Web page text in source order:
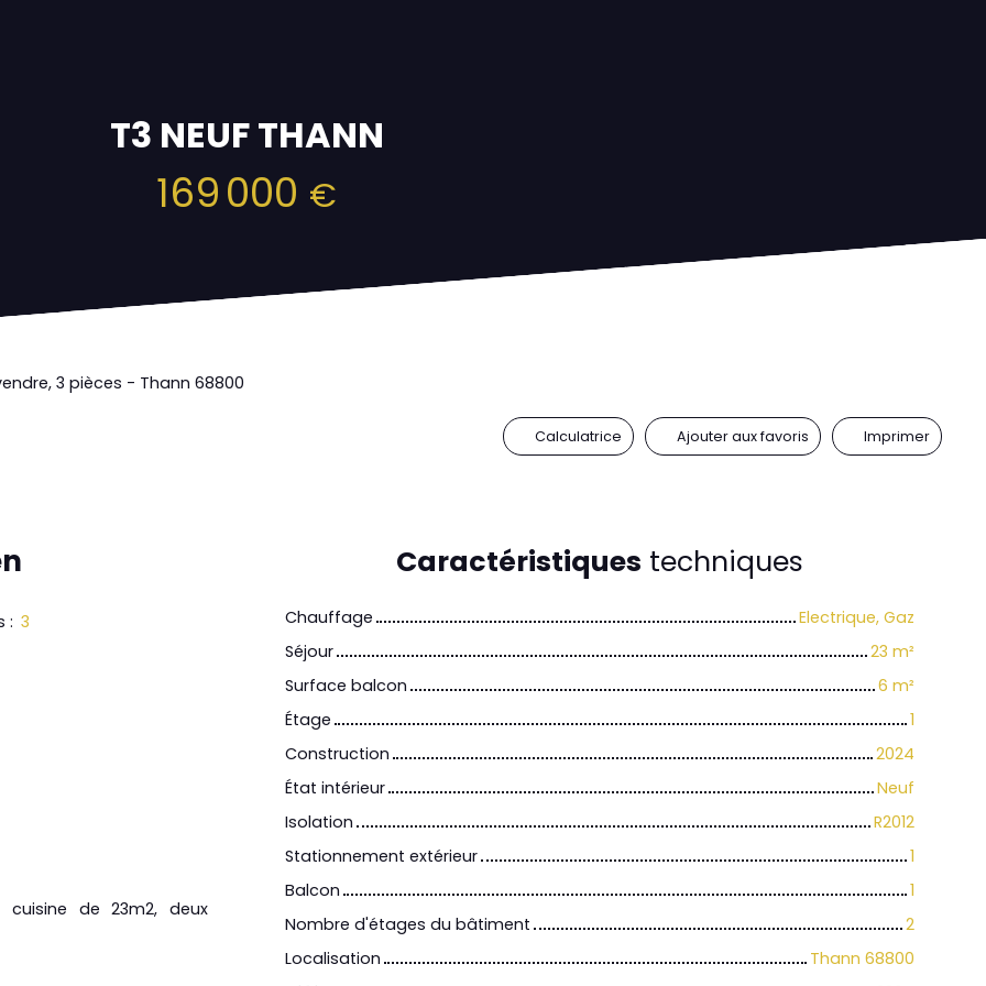
T3 NEUF THANN
169 000 €
3 pièces - Thann 68800
Calculatrice Ajouter aux favoris Imprimer
: 3
de 23m2, deux
Caractéristiques techniques
Chauffage
Electrique, Gaz
Séjour
23 m²
Surface balcon
6 m²
Étage
1
Construction
2024
État intérieur
Neuf
Isolation
R2012
Stationnement extérieur
1
Balcon
1
Nombre d'étages du bâtiment
2
Localisation
Thann 68800